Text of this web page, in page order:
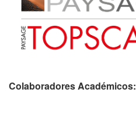
Colaboradores Académicos: